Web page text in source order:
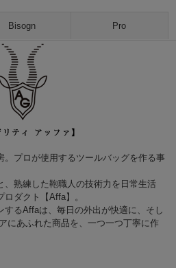
Bisogn Pro
。プロが使用するツールバッグを作る事
、熟練した鞄職人の技術力を日常生活
ダクト【Affa】。
するAffaは、毎日の外出が快適に、そし
にあふれた商品を、一つ一つ丁寧に作